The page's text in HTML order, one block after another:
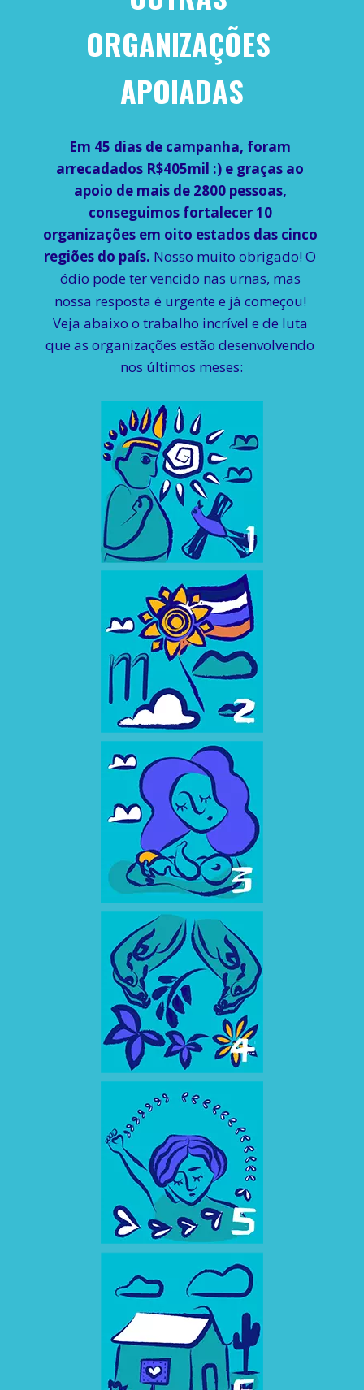
ORGANIZAÇÕES
APOIADAS
Em 45 dias de campanha, foram
arrecadados R$405mil :) e graças ao
apoio de mais de 2800 pessoas,
conseguimos fortalecer 10
organizações em oito estados das cinco
regiões do país. Nosso muito obrigado! O
ódio pode ter vencido nas urnas, mas
nossa resposta é urgente e já começou!
Veja abaixo o trabalho incrível e de luta
que as organizações estão desenvolvendo
nos últimos meses: